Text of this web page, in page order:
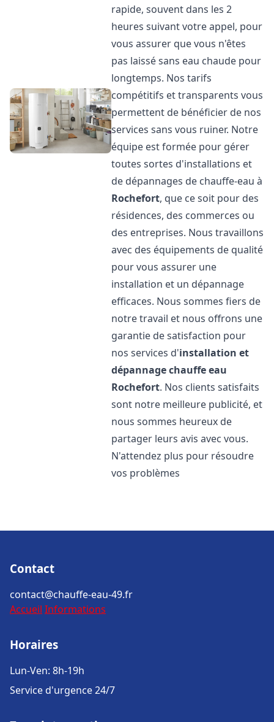
rapide, souvent dans les 2
heures suivant votre appel, pour
vous assurer que vous n'êtes
pas laissé sans eau chaude pour
longtemps. Nos tarifs
compétitifs et transparents vous
permettent de bénéficier de nos
services sans vous ruiner. Notre
équipe est formée pour gérer
toutes sortes d'installations et
de dépannages de chauffe-eau à
Rochefort, que ce soit pour des
résidences, des commerces ou
des entreprises. Nous travaillons
avec des équipements de qualité
pour vous assurer une
installation et un dépannage
efficaces. Nous sommes fiers de
notre travail et nous offrons une
garantie de satisfaction pour
nos services d'installation et
dépannage chauffe eau
Rochefort. Nos clients satisfaits
sont notre meilleure publicité, et
nous sommes heureux de
partager leurs avis avec vous.
N'attendez plus pour résoudre
vos problèmes
Contact
contact@chauffe-eau-49.fr
Accueil Informations
Horaires
Lun-Ven: 8h-19h
Service d'urgence 24/7